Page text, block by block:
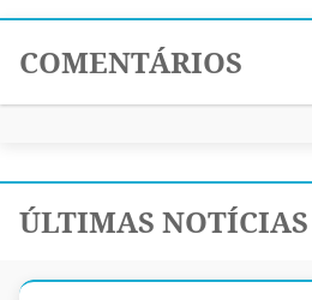
COMENTÁRIOS
ÚLTIMAS NOTÍCIAS